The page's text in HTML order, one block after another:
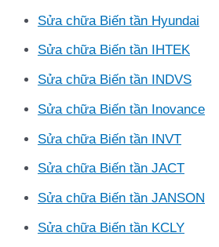
Sửa chữa Biến tần Hyundai
Sửa chữa Biến tần IHTEK
Sửa chữa Biến tần INDVS
Sửa chữa Biến tần Inovance
Sửa chữa Biến tần INVT
Sửa chữa Biến tần JACT
Sửa chữa Biến tần JANSON
Sửa chữa Biến tần KCLY